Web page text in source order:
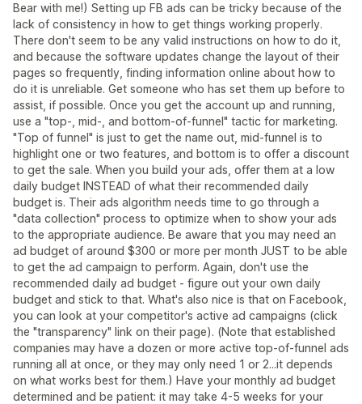
Bear with me!) Setting up FB ads can be tricky because of the
lack of consistency in how to get things working properly.
There don't seem to be any valid instructions on how to do it,
and because the software updates change the layout of their
pages so frequently, finding information online about how to
do it is unreliable. Get someone who has set them up before to
assist, if possible. Once you get the account up and running,
use a "top-, mid-, and bottom-of-funnel" tactic for marketing.
"Top of funnel" is just to get the name out, mid-funnel is to
highlight one or two features, and bottom is to offer a discount
to get the sale. When you build your ads, offer them at a low
daily budget INSTEAD of what their recommended daily
budget is. Their ads algorithm needs time to go through a
"data collection" process to optimize when to show your ads
to the appropriate audience. Be aware that you may need an
ad budget of around $300 or more per month JUST to be able
to get the ad campaign to perform. Again, don't use the
recommended daily ad budget - figure out your own daily
budget and stick to that. What's also nice is that on Facebook,
you can look at your competitor's active ad campaigns (click
the "transparency" link on their page). (Note that established
companies may have a dozen or more active top-of-funnel ads
running all at once, or they may only need 1 or 2...it depends
on what works best for them.) Have your monthly ad budget
determined and be patient: it may take 4-5 weeks for your